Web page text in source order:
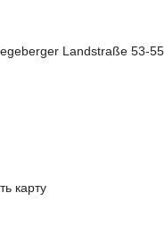
Landstraße 53-55
карту